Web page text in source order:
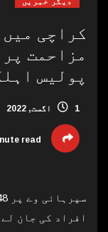
کراچی
مزاحمت
پولیس
1 اگست, 2022
read